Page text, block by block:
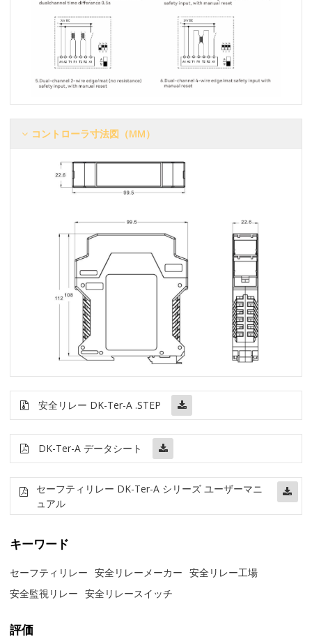
コントローラ寸法図（MM）
安全リレー DK-Ter-A .STEP
DK-Ter-A データシート
セーフティリレー DK-Ter-A シリーズ ユーザーマニ
ュアル
キーワード
セーフティリレー 安全リレーメーカー
安全リレー工場
安全監視リレー
安全リレースイッチ
評価